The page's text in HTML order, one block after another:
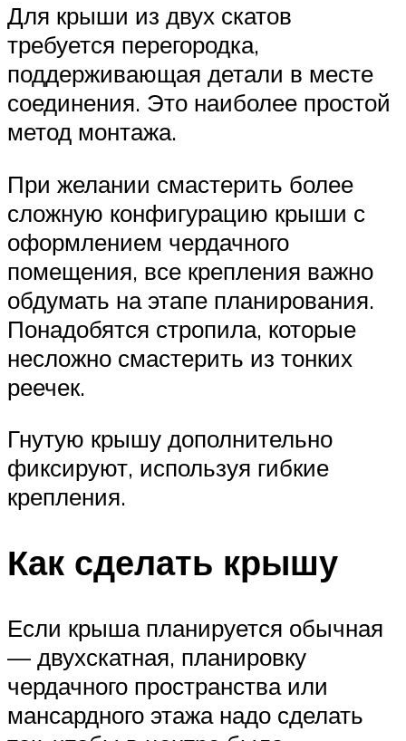
Для крыши из двух скатов
требуется перегородка,
поддерживающая детали в месте
соединения. Это наиболее простой
метод монтажа.
При желании смастерить более
сложную конфигурацию крыши с
оформлением чердачного
помещения, все крепления важно
обдумать на этапе планирования.
Понадобятся стропила, которые
несложно смастерить из тонких
реечек.
Гнутую крышу дополнительно
фиксируют, используя гибкие
крепления.
Как сделать крышу
Если крыша планируется обычная
— двухскатная, планировку
чердачного пространства или
мансардного этажа надо сделать